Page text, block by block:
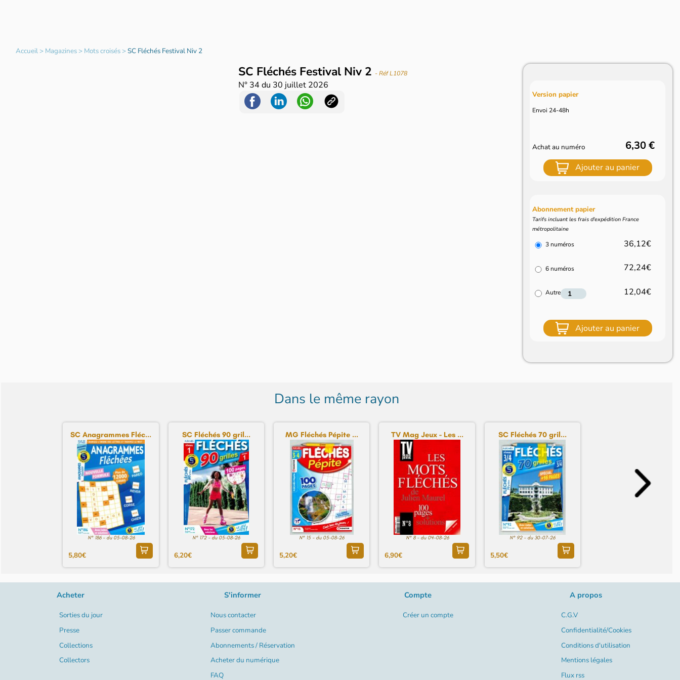
Accueil> Magazines> Mots croisés>SC Fléchés Festival Niv 2
SC Fléchés Festival Niv 2 - Réf L1078
N° 34 du 30 juillet 2026
Version papier
Envoi 24-48h
Achat au numéro 6,30 €
Ajouter au panier
Abonnement papier
Tarifs incluant les frais d'expédition France
métropolitaine
3 numéros 36,12€
6 numéros 72,24€
Autre 12,04€
Ajouter au panier
Dans le même rayon
SC Anagrammes Fléc...
N° 186 - du 05-08-26
5,80€
SC Fléchés 90 gril...
N° 172 - du 05-08-26
6,20€
MG Fléchés Pépite ...
N° 15 - du 05-08-26
5,20€
TV Mag Jeux - Les ...
N° 8 - du 04-08-26
6,90€
SC Fléchés 70 gril...
N° 92 - du 30-07-26
5,50€
Acheter
Sorties du jour
Presse
Collections
Collectors
S'informer
Nous contacter
Passer commande
Abonnements / Réservation
Acheter du numérique
FAQ
Compte
Créer un compte
A propos
C.G.V
Confidentialité/Cookies
Conditions d'utilisation
Mentions légales
Flux rss